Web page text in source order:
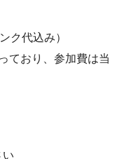
ク代込み）
ており、参加費は当